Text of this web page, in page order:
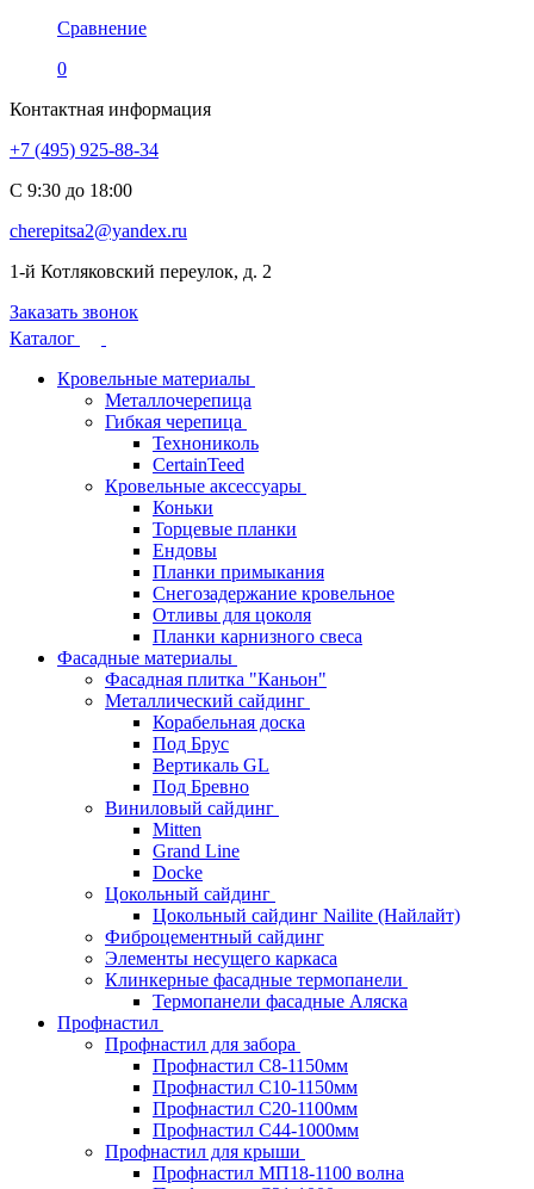
Сравнение
0
Контактная информация
+7 (495) 925-88-34
С 9:30 до 18:00
cherepitsa2@yandex.ru
1-й Котляковский переулок, д. 2
Заказать звонок
Каталог
Кровельные материалы
Металлочерепица
Гибкая черепица
Технониколь
CertainTeed
Кровельные аксессуары
Коньки
Торцевые планки
Ендовы
Планки примыкания
Снегозадержание кровельное
Отливы для цоколя
Планки карнизного свеса
Фасадные материалы
Фасадная плитка "Каньон"
Металлический сайдинг
Корабельная доска
Под Брус
Вертикаль GL
Под Бревно
Виниловый сайдинг
Mitten
Grand Line
Docke
Цокольный сайдинг
Цокольный сайдинг Nailite (Найлайт)
Фиброцементный сайдинг
Элементы несущего каркаса
Клинкерные фасадные термопанели
Термопанели фасадные Аляска
Профнастил
Профнастил для забора
Профнастил С8-1150мм
Профнастил С10-1150мм
Профнастил С20-1100мм
Профнастил С44-1000мм
Профнастил для крыши
Профнастил МП18-1100 волна